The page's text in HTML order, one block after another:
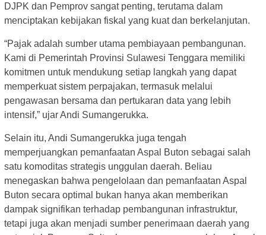
DJPK dan Pemprov sangat penting, terutama dalam
menciptakan kebijakan fiskal yang kuat dan berkelanjutan.
“Pajak adalah sumber utama pembiayaan pembangunan.
Kami di Pemerintah Provinsi Sulawesi Tenggara memiliki
komitmen untuk mendukung setiap langkah yang dapat
memperkuat sistem perpajakan, termasuk melalui
pengawasan bersama dan pertukaran data yang lebih
intensif,” ujar Andi Sumangerukka.
Selain itu, Andi Sumangerukka juga tengah
memperjuangkan pemanfaatan Aspal Buton sebagai salah
satu komoditas strategis unggulan daerah. Beliau
menegaskan bahwa pengelolaan dan pemanfaatan Aspal
Buton secara optimal bukan hanya akan memberikan
dampak signifikan terhadap pembangunan infrastruktur,
tetapi juga akan menjadi sumber penerimaan daerah yang